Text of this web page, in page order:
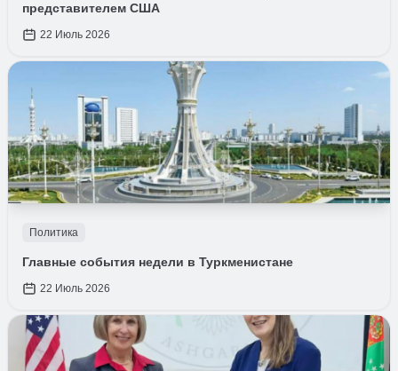
представителем США
22 Июль 2026
Политика
Главные события недели в Туркменистане
22 Июль 2026